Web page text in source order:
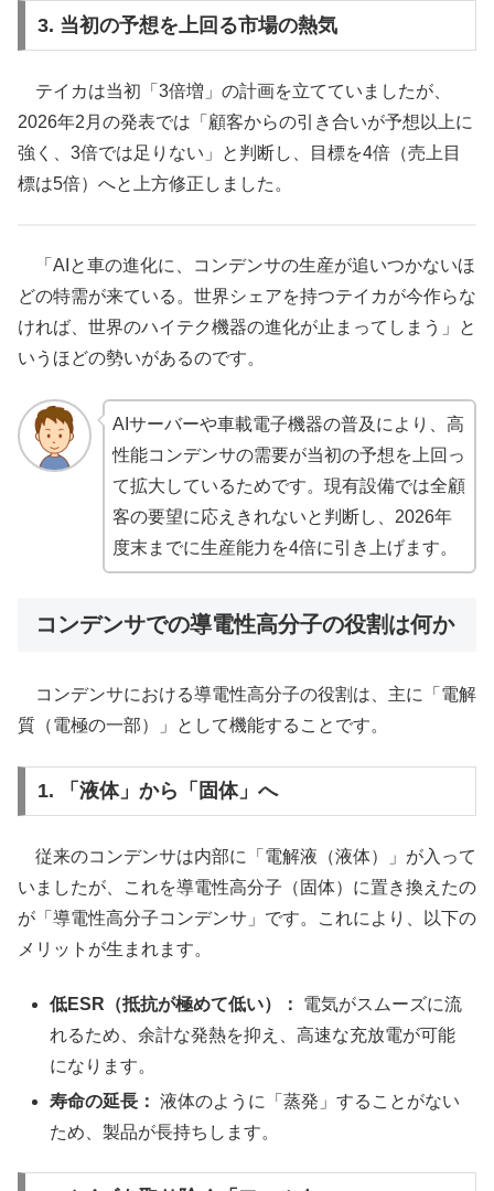
3. 当初の予想を上回る市場の熱気
テイカは当初「3倍増」の計画を立てていましたが、
2026年2月の発表では「顧客からの引き合いが予想以上に
強く、3倍では足りない」と判断し、目標を4倍（売上目
標は5倍）へと上方修正しました。
「AIと車の進化に、コンデンサの生産が追いつかないほ
どの特需が来ている。世界シェアを持つテイカが今作らな
ければ、世界のハイテク機器の進化が止まってしまう」と
いうほどの勢いがあるのです。
AIサーバーや車載電子機器の普及により、高
性能コンデンサの需要が当初の予想を上回っ
て拡大しているためです。現有設備では全顧
客の要望に応えきれないと判断し、2026年
度末までに生産能力を4倍に引き上げます。
コンデンサでの導電性高分子の役割は何か
コンデンサにおける導電性高分子の役割は、主に「電解
質（電極の一部）」として機能することです。
1. 「液体」から「固体」へ
従来のコンデンサは内部に「電解液（液体）」が入って
いましたが、これを導電性高分子（固体）に置き換えたの
が「導電性高分子コンデンサ」です。これにより、以下の
メリットが生まれます。
低ESR（抵抗が極めて低い）：
電気がスムーズに流
れるため、余計な発熱を抑え、高速な充放電が可能
になります。
寿命の延長： 液体のように「蒸発」することがない
ため、製品が長持ちします。